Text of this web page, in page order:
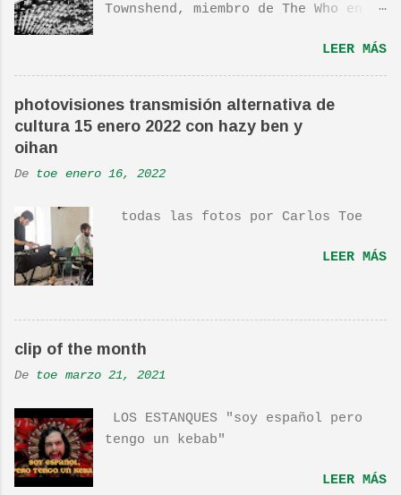
Townshend, miembro de The Who en
Glass, del mismo año, y que llego
a estar en el top 10. La cancion
es deliciosa de por si, de hecho
ha sido versionada cienes y cienes
de veces. Aquí os dejo el vídeo de
ver una estupenda película llamada
por TOE hace unos posts.Yo también
os la recomiendo. En una escena de
magnifica Per-Versión de este tema
de Townshend. PINCHA AQUÍ Y LA
LEER MÁS
photovisiones transmisión alternativa de
cultura 15 enero 2022 con hazy ben y
oihan
De toe enero 16, 2022
todas las fotos por Carlos Toe
LEER MÁS
clip of the month
De toe marzo 21, 2021
LOS ESTANQUES "soy español pero
tengo un kebab"
LEER MÁS